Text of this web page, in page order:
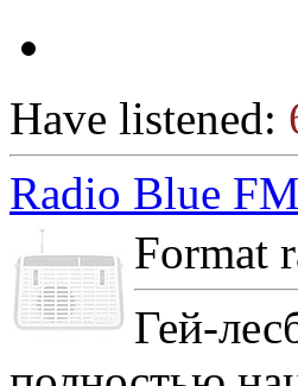
Have listened:
Radio Blue FM
Format
Гей-